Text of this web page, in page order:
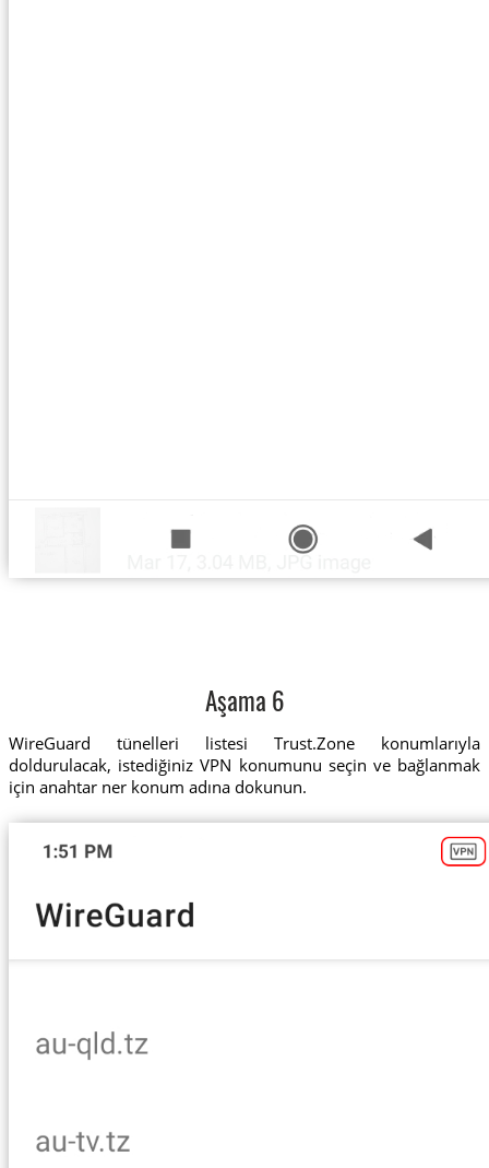
Aşama 6
WireGuard tünelleri listesi Trust.Zone konumlarıyla
doldurulacak, istediğiniz VPN konumunu seçin ve bağlanmak
için anahtar ner konum adına dokunun.